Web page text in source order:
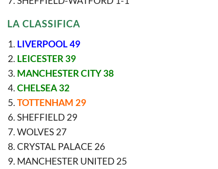
LA CLASSIFICA
LIVERPOOL 49
LEICESTER 39
MANCHESTER CITY 38
CHELSEA 32
TOTTENHAM 29
SHEFFIELD 29
WOLVES 27
CRYSTAL PALACE 26
MANCHESTER UNITED 25